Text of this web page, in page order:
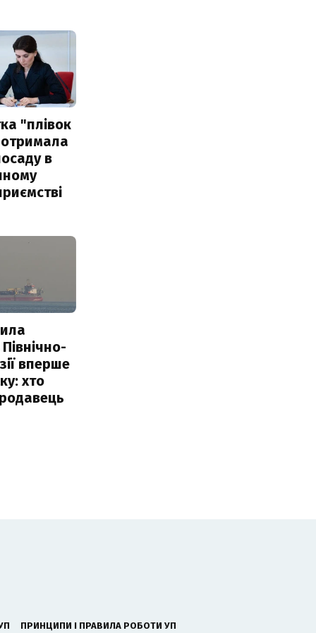
"плівок
в
вперше
хто
ПРИНЦИПИ І ПРАВИЛА РОБОТИ УП